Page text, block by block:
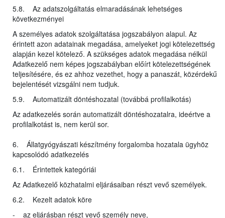
5.8. Az adatszolgáltatás elmaradásának lehetséges
következményei
A személyes adatok szolgáltatása jogszabályon alapul. Az
érintett azon adatainak megadása, amelyeket jogi kötelezettség
alapján kezel kötelező. A szükséges adatok megadása nélkül
Adatkezelő nem képes jogszabályban előírt kötelezettségének
teljesítésére, és ez ahhoz vezethet, hogy a panaszát, közérdekű
bejelentését vizsgálni nem tudjuk.
5.9. Automatizált döntéshozatal (továbbá profilalkotás)
Az adatkezelés során automatizált döntéshozatalra, ideértve a
profilalkotást is, nem kerül sor.
6. Állatgyógyászati készítmény forgalomba hozatala ügyhöz
kapcsolódó adatkezelés
6.1. Érintettek kategóriái
Az Adatkezelő közhatalmi eljárásaiban részt vevő személyek.
6.2. Kezelt adatok köre
- az eljárásban részt vevő személy neve,